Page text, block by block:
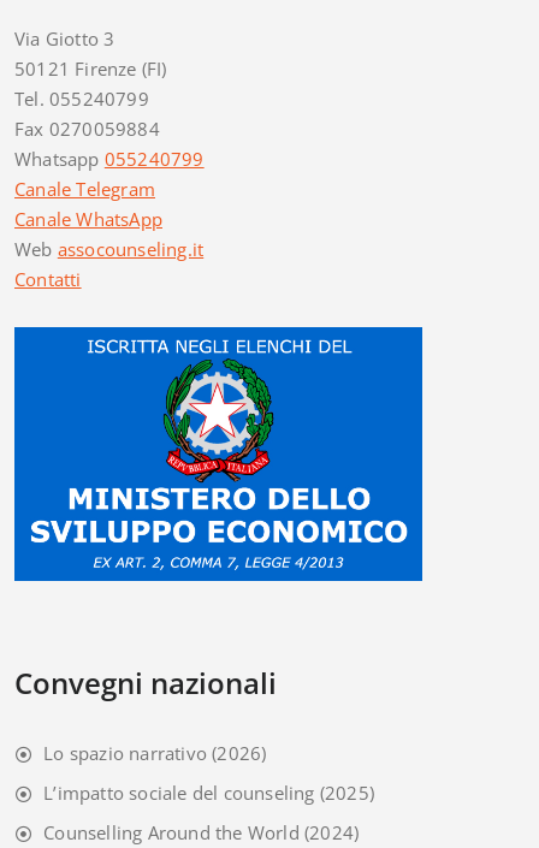
Via Giotto 3
50121 Firenze (FI)
Tel. 055240799
Fax 0270059884
Whatsapp 055240799
Canale Telegram
Canale WhatsApp
Web assocounseling.it
Contatti
Convegni nazionali
Lo spazio narrativo (2026)
L’impatto sociale del counseling (2025)
Counselling Around the World (2024)